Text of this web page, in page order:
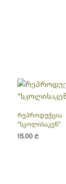
რეპროდუქცია
“სკოლისაკენ”
15.00 ₾